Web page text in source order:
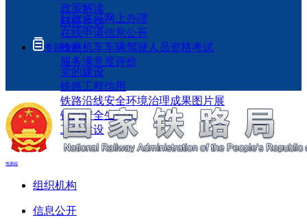
政策解读
回应关切
行政许可网上办理
在线申请信息公开
铁路机车车辆驾驶人员资格考试
服务满意度评价
专题专栏
党的建设
铁路工程信用
铁路沿线安全环境治理成果图片展
铁路安全生产月
工程建设
电脑端
组织机构
信息公开